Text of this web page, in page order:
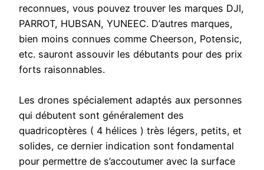
reconnues, vous pouvez trouver les marques DJI,
PARROT, HUBSAN, YUNEEC. D’autres marques,
bien moins connues comme Cheerson, Potensic,
etc. sauront assouvir les débutants pour des prix
forts raisonnables.
Les drones spécialement adaptés aux personnes
qui débutent sont généralement des
quadricoptères ( 4 hélices ) très légers, petits, et
solides, ce dernier indication sont fondamental
pour permettre de s’accoutumer avec la surface